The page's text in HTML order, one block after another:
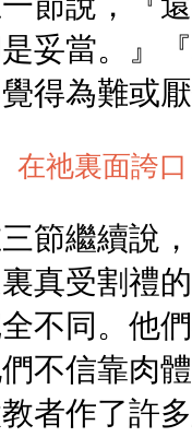
妥當。』
得為難或
祂裏面誇口
節繼續說
真受割禮
不同。他
不信靠肉
者作了許